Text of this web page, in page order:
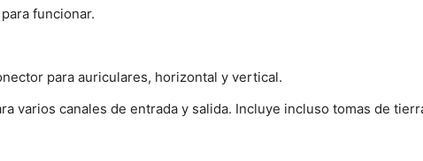
funcionar.
para auriculares, horizontal y vertical.
varios canales de entrada y salida. Incluye incluso tomas de